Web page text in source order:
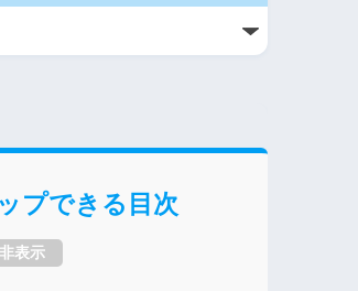
プできる目次
非表示